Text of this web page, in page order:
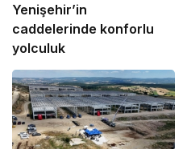
Yenişehir’in
caddelerinde konforlu
yolculuk